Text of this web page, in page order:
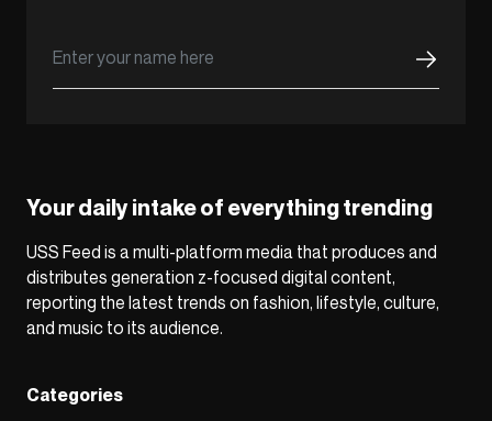
Your daily intake of everything trending
USS Feed is a multi-platform media that produces and
distributes generation z-focused digital content,
reporting the latest trends on fashion, lifestyle, culture,
and music to its audience.
Categories